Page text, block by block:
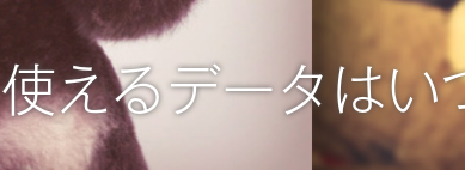
使えるデータはい